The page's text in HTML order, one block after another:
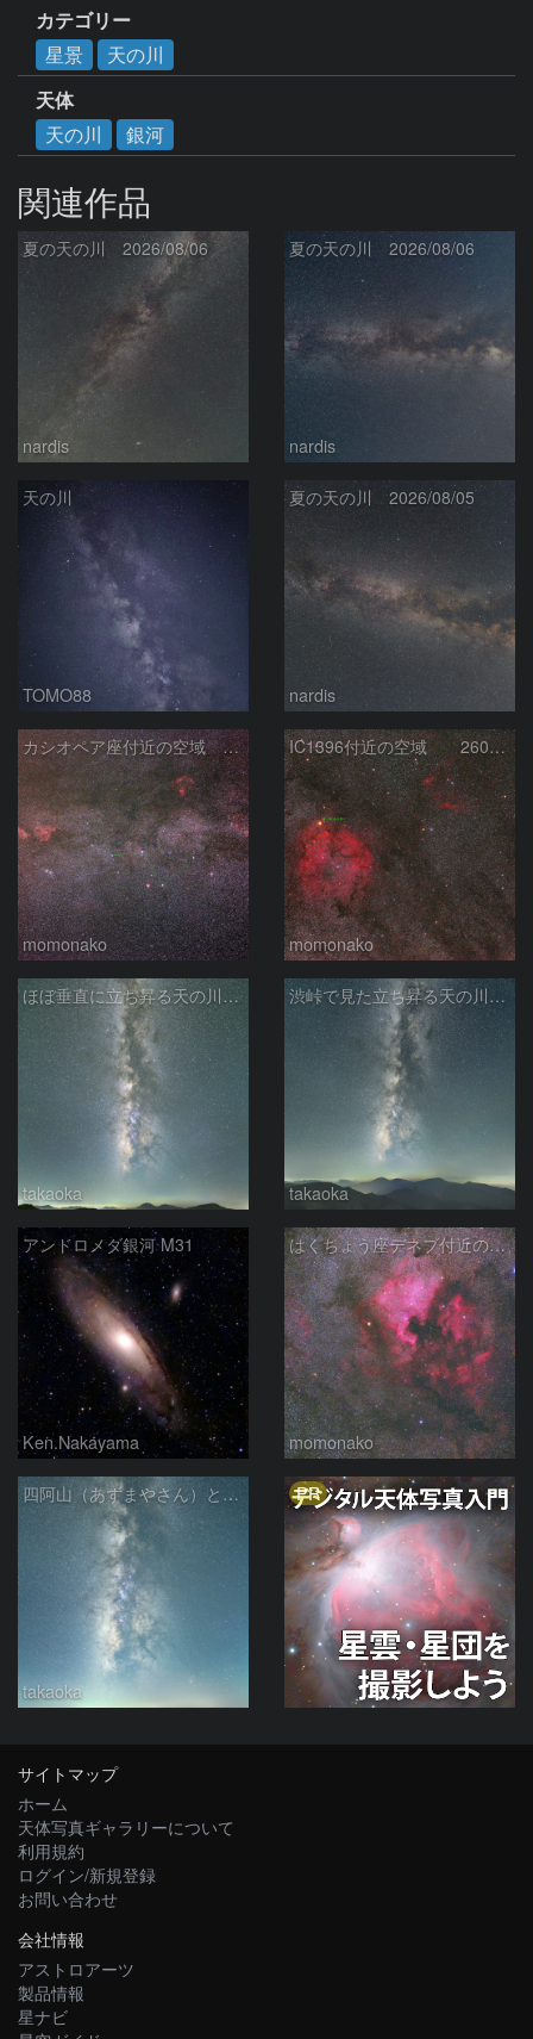
カテゴリー
星景
天の川
天体
天の川
銀河
関連作品
夏の天の川 2026/08/06
nardis
夏の天の川 2026/08/06
nardis
天の川
TOMO88
夏の天の川 2026/08/05
nardis
カシオペア座付近の空域 260720
momonako
IC1396付近の空域 260720
momonako
ほぼ垂直に立ち昇る天の川銀河
takaoka
渋峠で見た立ち昇る天の川銀河
takaoka
アンドロメダ銀河 M31
Ken.Nakayama
はくちょう座デネブ付近の空域 260720
momonako
四阿山（あずまやさん）と立ち昇る夏の銀河
takaoka
PR
サイトマップ
ホーム
天体写真ギャラリーについて
利用規約
ログイン/新規登録
お問い合わせ
会社情報
アストロアーツ
製品情報
星ナビ